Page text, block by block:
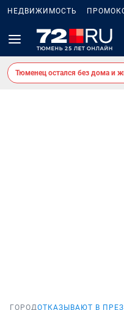
НЕДВИЖИМОСТЬ
Тюменец остался без дома и
ГОРОДОТКАЗЫВАЮТ В